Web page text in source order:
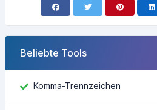
Beliebte Tools
Komma-Trennzeichen